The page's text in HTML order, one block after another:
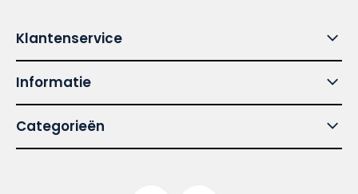
Klantenservice
Informatie
Categorieën